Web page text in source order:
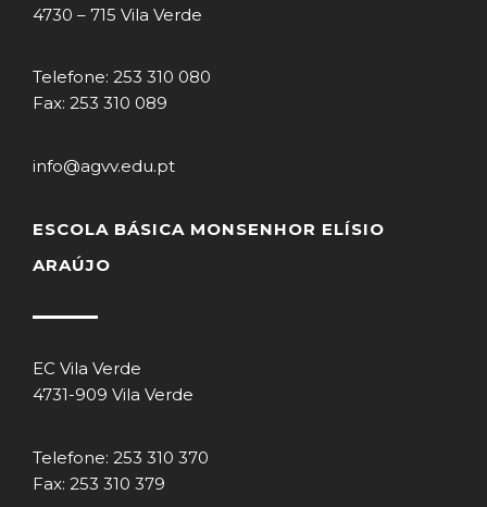
4730 – 715 Vila Verde
Telefone: 253 310 080
Fax: 253 310 089
info@agvv.edu.pt
ESCOLA BÁSICA MONSENHOR ELÍSIO
ARAÚJO
EC Vila Verde
4731-909 Vila Verde
Telefone: 253 310 370
Fax: 253 310 379